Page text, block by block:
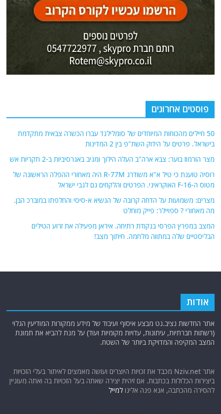
פוסטים אחרונים
50 חיילים מהכוחות המיוחדים של סומלילנד עברו הכשרה צבאית מתקדמת
בישראל. פרטים על הידוק השת"פ בין 2 המדינות
מצר הורמוז בוער: צבא ארה"ב העלה הילוך ומגיב באגרסיביות ב-2 תקריות אש
רוסיה טוענת כי טיל א"א משודרג R-77M היה מאחורי ההפלה הראשונה של
מטוס ה-F-16 האוקראיני. הפרטים והלקחים גם לגבי ישראל
מצרים: משמועות על הדחה קרובה של הנשיא א-סיסי והחלפתו במוברכ הבן.
מה מאחורי ? ספויילר: פייק מוחלט
המצב במפרץ הפרסי בנקודת רתיחה. איראן מפעילה את זרוע הטילים
הבליסטיים שלה במתווה מלחמה. חיתוך מצב!
אודות
אתר החדשות נציב.נט מבצע איסוף ועיבוד של מידע ממקורות המודיעין הגלוי
(רשתות חברתיות, עיתונות, עדויות מקומיות ועוד) על מנת להביא את תמונת
המצב המקיפה והמדויקת ביותר של השטח.
אתר Nziv.net מכבד את זכויות היוצרים ועושה מאמצים לאיתור בעלי הזכויות
ביצירות הכלולות בכתבות. אם זיהית יצירה שאתה בעל הזכויות בה ואתה מעוניין
להסירה מהכתבה, אנא פנה אלינולמייל